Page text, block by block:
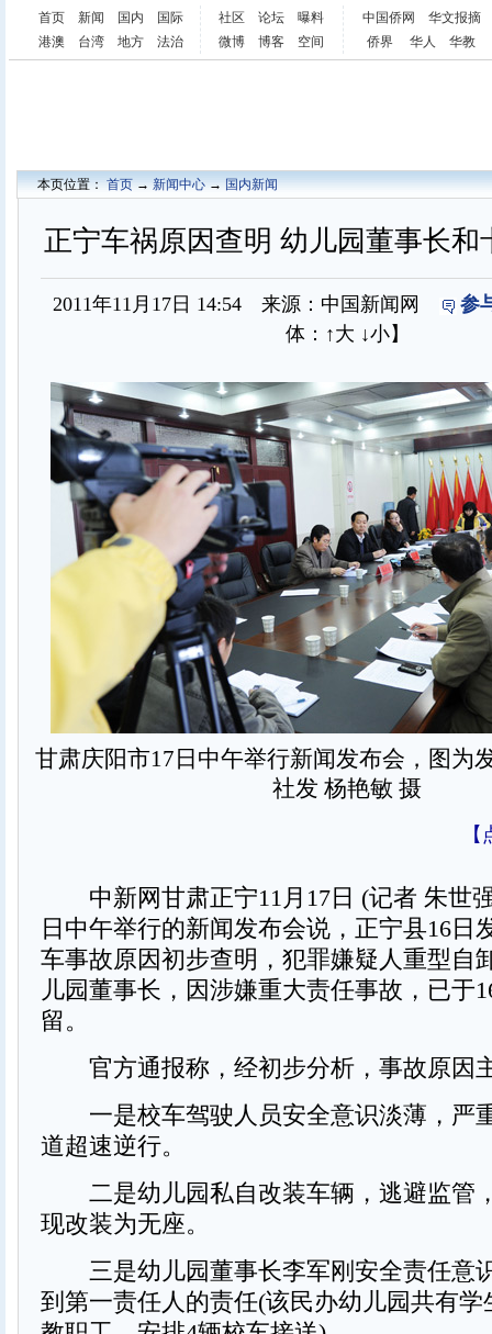
首页 新闻 国内
国际
港澳
台湾 地方 法治
社区 论坛
曝料
微博
博客 空间
中国侨网
华文报摘
侨界
华人 华教
本页位置：首页→新闻中心→国内新闻
正宁车祸原因查明 幼儿园董事长和
2011年11月17日 14:54 来源：中国新闻网
参
体： ↑大 ↓小】
甘肃庆阳市17日中午举行新闻发布会，图为
社发 杨艳敏 摄
中新网甘肃正宁11月17日 (记者 朱世
日中午举行的新闻发布会说，正宁县16日
车事故原因初步查明，犯罪嫌疑人重型自
儿园董事长，因涉嫌重大责任事故，已于
留。
官方通报称，经初步分析，事故原因
一是校车驾驶人员安全意识淡薄，严
道超速逆行。
二是幼儿园私自改装车辆，逃避监管
现改装为无座。
三是幼儿园董事长李军刚安全责任意
到第一责任人的责任(该民办幼儿园共有学